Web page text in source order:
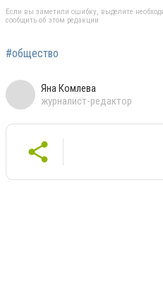
Если вы заметили ошибку, выделите
сообщить об этом редакции
#общество
Яна Комлева
журналист-редактор